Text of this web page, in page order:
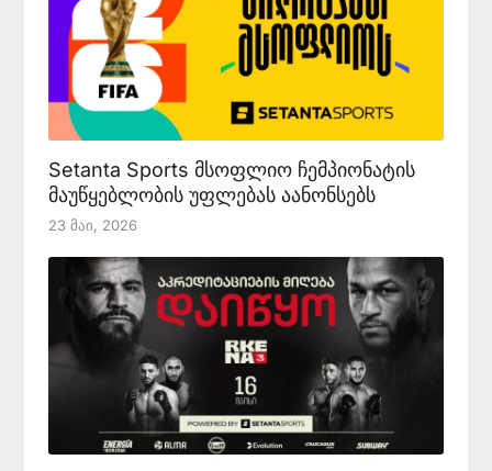
Setanta Sports მსოფლიო ჩემპიონატის
მაუწყებლობის უფლებას აანონსებს
23 Მაი, 2026